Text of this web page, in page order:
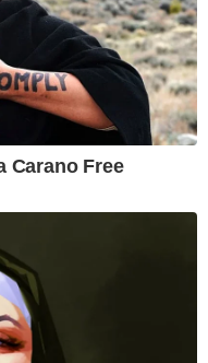
Carano Free